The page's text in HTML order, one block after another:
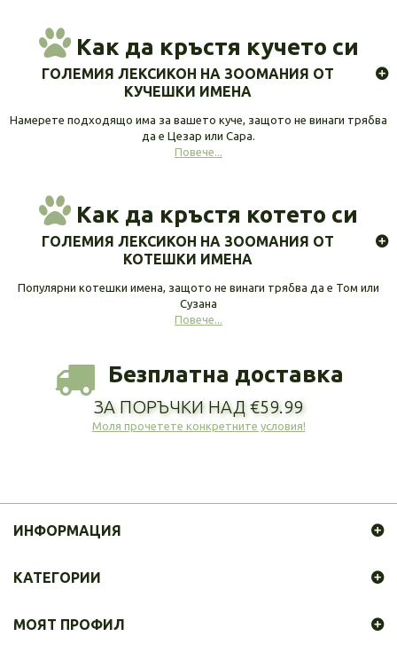
Как да кръстя кучето си
ГОЛЕМИЯ ЛЕКСИКОН НА ЗООМАНИЯ ОТ
КУЧЕШКИ ИМЕНА
Намерете подходящо има за вашето куче, защото не винаги трябва
да е Цезар или Сара.
Повече...
Как да кръстя котето си
ГОЛЕМИЯ ЛЕКСИКОН НА ЗООМАНИЯ ОТ
КОТЕШКИ ИМЕНА
Популярни котешки имена, защото не винаги трябва да е Том или
Сузана
Повече...
Безплатна доставка
ЗА ПОРЪЧКИ НАД €59.99
Моля прочетете конкретните условия!
ИНФОРМАЦИЯ
КАТЕГОРИИ
МОЯТ ПРОФИЛ